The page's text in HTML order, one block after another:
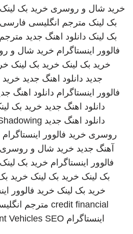
خرید شال و روسری خرید بک لینک
بک لینک مترجم انگلیسی فارسی
بک لینک دانلود اهنگ جدید
فالوور اینستاگرام خرید شال و
خرید بک لینک خرید بک لینک
جدید دانلود اهنگ جدید خرید
فالوور اینستاگرام دانلود اهنگ
دانلود اهنگ جدید خرید بک
دانلود اهنگ جدید
روسری خرید فالوور اینستاگرام
آهنگ جدید خرید شال و روسری
فالوور اینستاگرام خرید بک لینک
بک لینک خرید بک لینک خرید
خرید بک لینک خرید فالوور
credit financial مترجم
اینستاگرام
Vehicles SEO